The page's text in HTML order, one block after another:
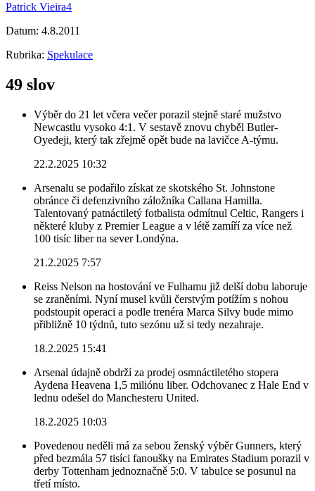
Patrick Vieira4
Datum: 4.8.2011
Rubrika: Spekulace
49 slov
Výběr do 21 let včera večer porazil stejně staré mužstvo
Newcastlu vysoko 4:1. V sestavě znovu chyběl Butler-
Oyedeji, který tak zřejmě opět bude na lavičce A-týmu.
22.2.2025 10:32
Arsenalu se podařilo získat ze skotského St. Johnstone
obránce či defenzivního záložníka Callana Hamilla.
Talentovaný patnáctiletý fotbalista odmítnul Celtic, Rangers i
některé kluby z Premier League a v létě zamíří za více než
100 tisíc liber na sever Londýna.
21.2.2025 7:57
Reiss Nelson na hostování ve Fulhamu již delší dobu laboruje
se zraněními. Nyní musel kvůli čerstvým potížím s nohou
podstoupit operaci a podle trenéra Marca Silvy bude mimo
přibližně 10 týdnů, tuto sezónu už si tedy nezahraje.
18.2.2025 15:41
Arsenal údajně obdrží za prodej osmnáctiletého stopera
Aydena Heavena 1,5 miliónu liber. Odchovanec z Hale End v
lednu odešel do Manchesteru United.
18.2.2025 10:03
Povedenou neděli má za sebou ženský výběr Gunners, který
před bezmála 57 tisíci fanoušky na Emirates Stadium porazil v
derby Tottenham jednoznačně 5:0. V tabulce se posunul na
třetí místo.